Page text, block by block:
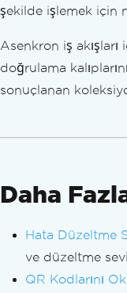
var
validated
e);
es found for
return;
foreach (var
{
şekilde işlemek için
Asenkron iş akışları
doğrulama
sonuçlanan
Daha
Hata Düzeltme
ve düzeltme
QR Kodlarını